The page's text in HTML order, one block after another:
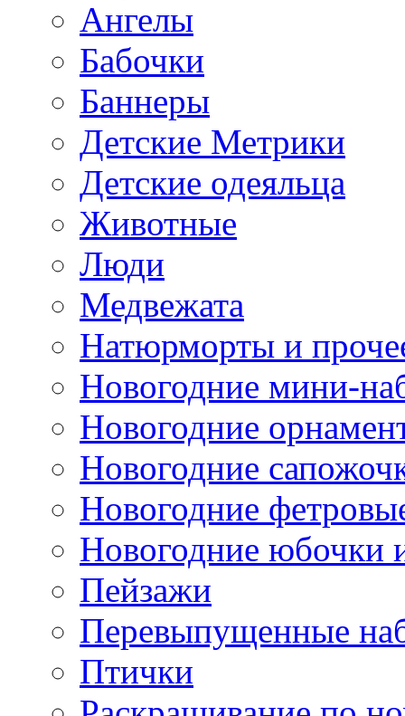
Ангелы
Бабочки
Баннеры
Детские Метрики
Детские одеяльца
Животные
Люди
Медвежата
Натюрморты и
Новогодние мини-
Новогодние
Новогодние
Новогодние
Новогодние юбочки
Пейзажи
Перевыпущенные
Птички